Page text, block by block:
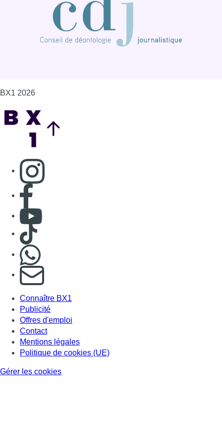
BX1 2026
Consulter page Instagram
Consulter page Facebook
Consulter Youtube
Consulter TikTok
S'abonner à notre newsletter
Connaître BX1
Publicité
Offres d'emploi
Contact
Mentions légales
Politique de cookies (UE)
Gérer les cookies